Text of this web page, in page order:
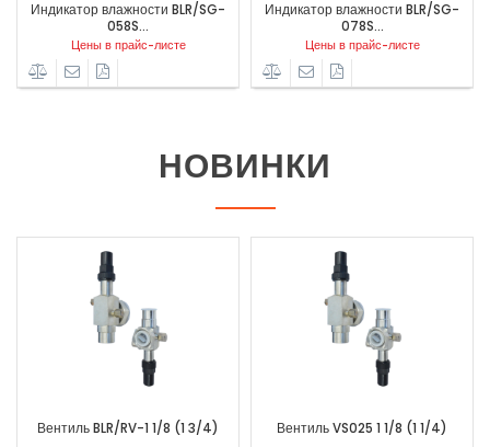
BLR/SG-
прайс-листе
Индикатор влажности BLR/SG-
Цены в прайс-листе
Индикатор
НОВИНКИ
Вентиль VS025 1 1/8 (1 1/4) ТРВ SANHUA RFKH03E-4.8-311A